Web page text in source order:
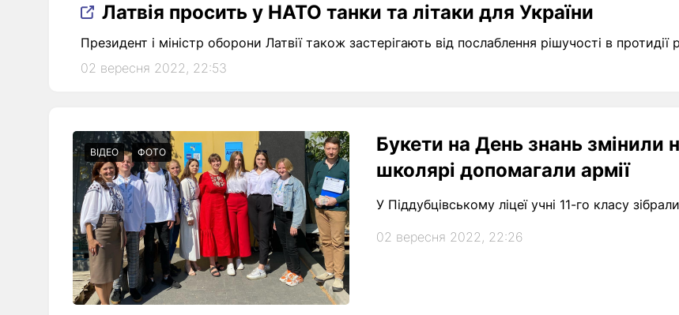
Латвія просить у НАТО танки та літаки для України
Президент і міністр оборони Латвії також застерігають від послаблення рішучості в протидії
02 вересня 2022, 22:53
ВІДЕО ФОТО
Букети на День знань змінили
школярі допомагали армії
У Піддубцівському ліцеї учні 11-го класу
02 вересня 2022, 22:26